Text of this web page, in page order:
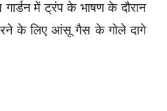
गार्डन में ट्रंप के भाषण के दौरान
के लिए आंसू गैस के गोले दागे